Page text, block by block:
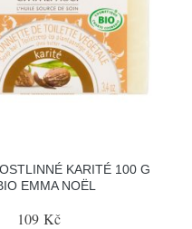
KARITÉ 100 G
EMMA NOËL
109 Kč